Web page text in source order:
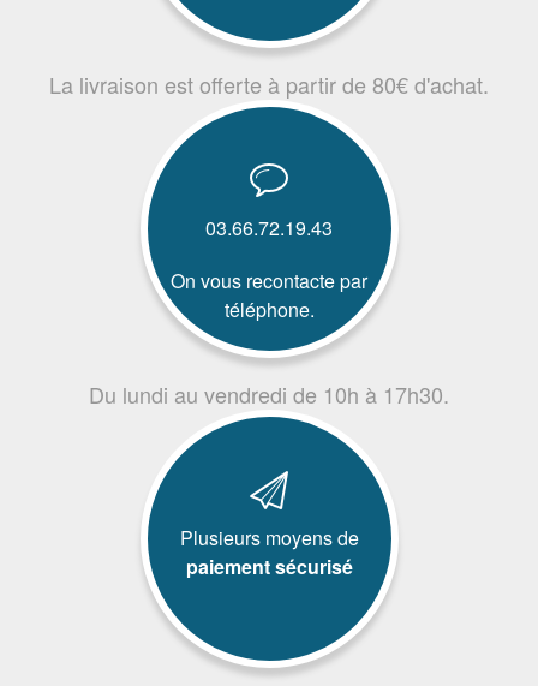
La livraison est offerte à partir de 80€ d'achat.
03.66.72.19.43
On vous recontacte par
téléphone.
Du lundi au vendredi de 10h à 17h30.
Plusieurs moyens de
paiement sécurisé